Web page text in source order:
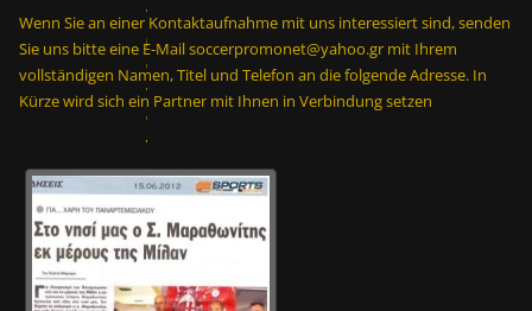
π
ρ
ο
π
ο
ν
η
τ
ι
κ
μ
Wenn Sie an einer Kontaktaufnahme mit uns interessiert sind, senden
Sie uns bitte eine E-Mail soccerpromonet@yahoo.gr mit Ihrem
vollständigen Namen, Titel und Telefon an die folgende Adresse. In
Kürze wird sich ein Partner mit Ihnen in Verbindung setzen